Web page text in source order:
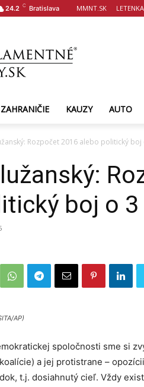
24.2 C Bratislava MMNT.SK LETENKA
ZAHRANIČIE KAUZY AUTO
Rozpočet 2016 alebo politický
boj o
AP)
spoločnosti sme si
a jej protistrane –
t.j. dosiahnutý cieľ. Vždy